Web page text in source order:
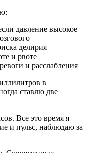
давление высокое
делирия
и рвоте
и расслабления
в
ставлю две
Все это время я
и пульс, наблюдаю за